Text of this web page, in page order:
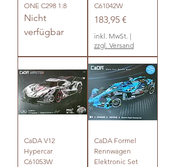
ONE C298 1:8
Nicht
verfügbar
C61042W
Preis
183,95 €
inkl. MwSt. |
zzgl. Versand
CaDA V12
Hypercar
C61053W
CaDA Formel
Rennwagen
Elektronic Set